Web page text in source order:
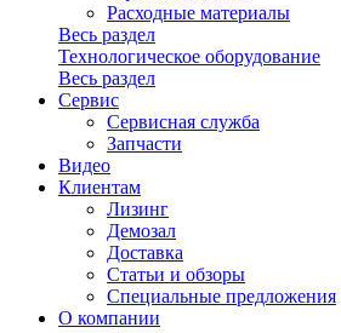
Расходные материалы
Весь раздел
Технологическое оборудование
Весь раздел
Сервис
Сервисная служба
Запчасти
Видео
Клиентам
Лизинг
Демозал
Доставка
Статьи и обзоры
Специальные предложения
О компании